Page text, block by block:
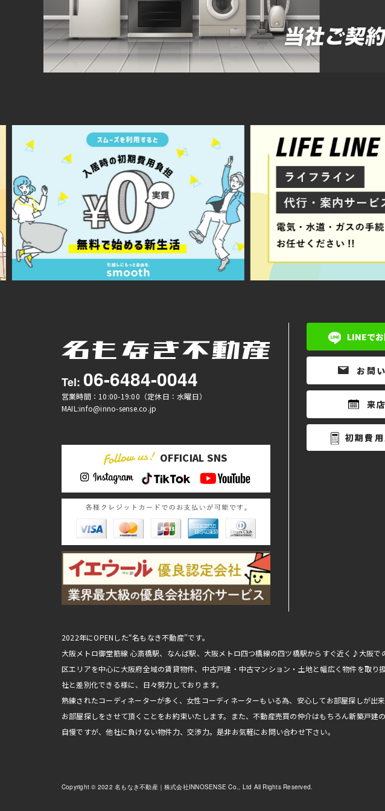
Tel: 06-6484-0044
営業時間：10:00-19:00（定休日：水曜日）
MAIL:info@inno-sense.co.jp
OFFICIAL SNS
LINEで
お問
来
初期費
2022年にOPENした“名もなき不動産”です。
大阪メトロ御堂筋線 心斎橋駅、なんば駅、大阪メトロ四つ橋線の四ツ橋駅からすぐ近く♪大阪
区エリアを中心に大阪府全域の賃貸物件、中古戸建・中古マンション・土地と幅広く物件を取
社と差別化できる様に、日々努力しております。
熟練されたコーディネーターが多く、女性コーディネーターもいる為、安心してお部屋探しが
お部屋探しをさせて頂くことをお約束いたします。また、不動産売買の仲介はもちろん新築戸
自慢ですが、他社に負けない物件力、交渉力。是非お気軽にお問い合わせ下さい。
Copyright © 2022 名もなき不動産｜株式会社INNOSENSE Co., Ltd All Rights Reserved.